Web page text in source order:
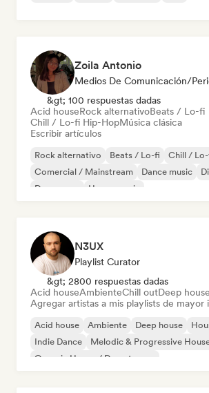
Zoila Antonio
Medios De Comunicación/
&gt; 100 respuestas dadas
Acid houseRock alternativoBeats / Lo-fi
Chill / Lo-fi Hip-HopMúsica clásica
Escribir artículos
Rock alternativo Beats / Lo-fi
Chill /
Comercial / Mainstream
Dance music
Dream pop
House music
N3UX
Playlist Curator
&gt; 2800 respuestas dadas
Acid houseAmbienteChill outDeep house
Agregar artistas a mis playlists de mayor
Acid house Ambiente Deep house
Indie Dance
Melodic & Progressive
Organic House / Downtempo